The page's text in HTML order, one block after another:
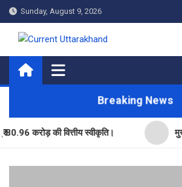
Skip
to
content
Sunday, August 9, 2026
Current
Breaking News
की वित्तीय स्वीकृति। मुख्यमंत्री